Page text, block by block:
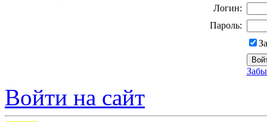
Логин:
Пароль:
Войти на сайт